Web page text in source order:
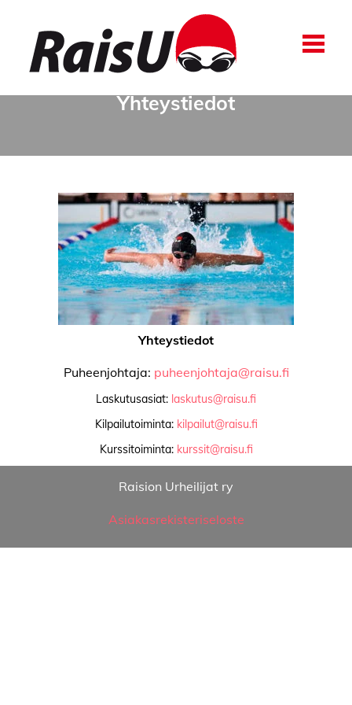
Yhteystiedot
Yhteystiedot
Puheenjohtaja: puheenjohtaja@raisu.fi
Laskutusasiat: laskutus@raisu.fi
Kilpailutoiminta: kilpailut@raisu.fi
Kurssitoiminta: kurssit@raisu.fi
Raision Urheilijat ry
Asiakasrekisteriseloste